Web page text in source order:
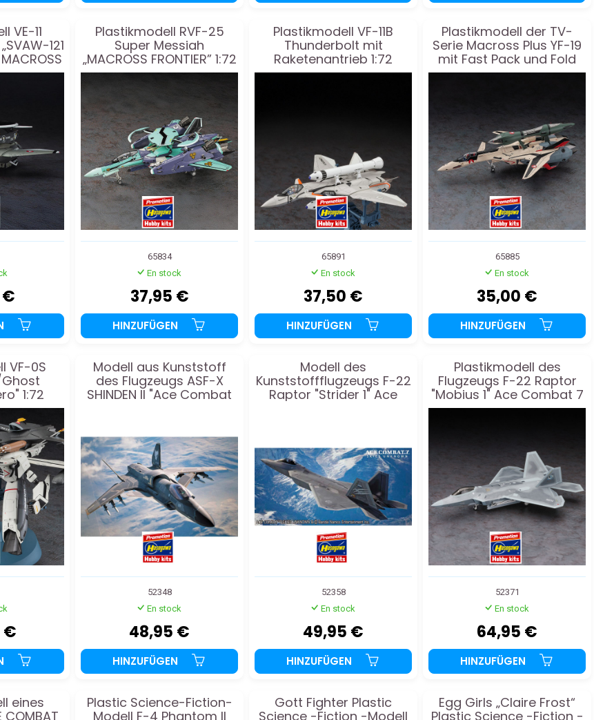
VE-11
121
€
Plastikmodell RVF-25
Super Messiah
„MACROSS FRONTIER” 1:72
65834
En stock
37,95 €
HINZUFÜGEN
Plastikmodell VF-11B
Thunderbolt mit
Raketenantrieb 1:72
65891
En stock
37,50 €
HINZUFÜGEN
Plastikmodell der TV-
Serie Macross Plus YF-19
mit Fast Pack und Fold
Booster 1:72
65885
En stock
35,00 €
HINZUFÜGEN
VF-0S
1:72
€
Modell aus Kunststoff
des Flugzeugs ASF-X
SHINDEN II "Ace Combat
52348
En stock
48,95 €
HINZUFÜGEN
Modell des
Kunststoffflugzeugs F-22
Raptor "Strider 1" Ace
52358
En stock
49,95 €
HINZUFÜGEN
Plastikmodell des
Flugzeugs F-22 Raptor
"Mobius 1" Ace Combat 7
SP571 1:48
52371
En stock
64,95 €
HINZUFÜGEN
eines
COMBAT
Plastic Science-Fiction-
Modell F-4 Phantom II
Gott Fighter Plastic
Science -Fiction -Modell
Egg Girls „Claire Frost“
Plastic Science -Fiction -